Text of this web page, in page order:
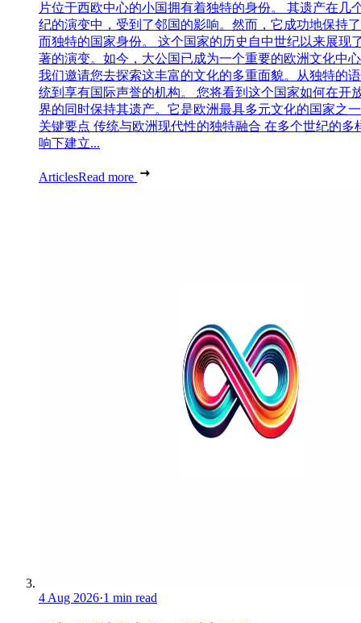
片位于西欧中心的小国拥有着独特的身份。 其遗产在几
纪的演变中，受到了邻国的影响。然而，它成功地保持
而独特的国家身份。 这个国家的历史自中世纪以来展现
著的演变。如今，大公国已成为一个重要的欧洲文化中
我们邀请您去探索这丰富的文化的多重面貌。从独特的
统到享有国际声誉的机构。 您将看到这个国家如何在开
界的同时保持其遗产。它是欧洲最具多元文化的国家之
关键要点 传统与欧洲现代性的独特融合 在多个世纪的多
响下建立...
ArticlesRead more
4 Aug 2026·1 min read